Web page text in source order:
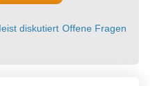
diskutiert Offene Fragen